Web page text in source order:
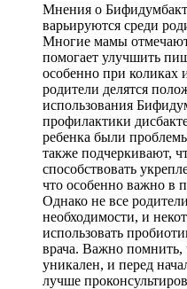
Мнения о
варьируются среди
Многие мамы
помогает улучшить
особенно при коликах
родители делятся
использования
профилактики
ребенка были
также подчеркивают,
способствовать
что особенно важно в
Однако не все
необходимости, и
использовать
врача. Важно
уникален, и перед
лучше